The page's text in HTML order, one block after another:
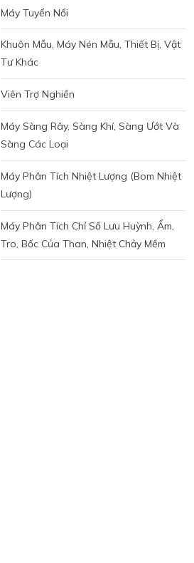
Máy Tuyển Nổi
Khuôn Mẫu, Máy Nén Mẫu, Thiết Bị, Vật
Tư Khác
Viên Trợ Nghiền
Máy Sàng Rây, Sàng Khí, Sàng Ướt Và
Sàng Các Loại
Máy Phân Tích Nhiệt Lượng (bom Nhiệt
Lượng)
Máy Phân Tích Chỉ Số Lưu Huỳnh, Ẩm,
Tro, Bốc Của Than, Nhiệt Chảy Mềm